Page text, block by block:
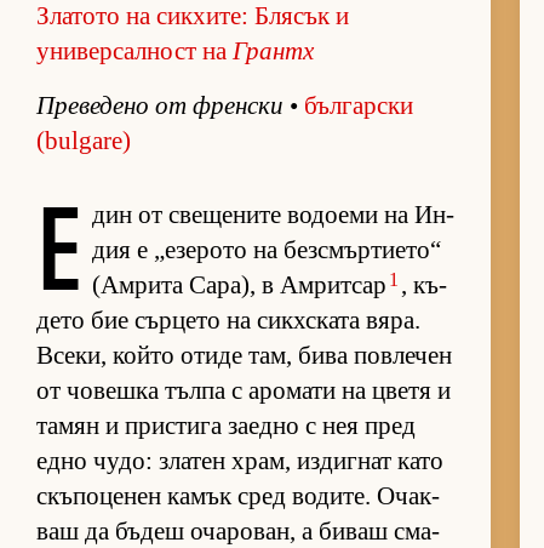
Златото на сикхите: Блясък и
универсалност на Грантх
Пре­ве­дено от френ­ски • бъл­гар­ски
(bulgare)
Е дин от све­ще­ните во­до­еми на Ин­
дия е „е­зе­рото на без­смър­ти­е­то“
(Ам­рита Са­ра), в Ам­рит­сар 1 , къ­
дето бие сър­цето на сик­х­с­ката вя­ра.
Все­ки, който отиде там, бива пов­ле­чен
от чо­вешка тълпа с аро­мати на цветя и
та­мян и прис­тига за­едно с нея пред
едно чу­до: зла­тен храм, из­диг­нат като
скъ­по­це­нен ка­мък сред во­ди­те. Очак­
ваш да бъ­деш оча­ро­ван, а би­ваш сма­